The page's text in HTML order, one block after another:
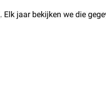
. Elk jaar bekijken we die